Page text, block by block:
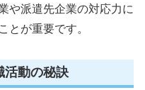
や派遣先企業の対応力に
とが重要です。
活動の秘訣